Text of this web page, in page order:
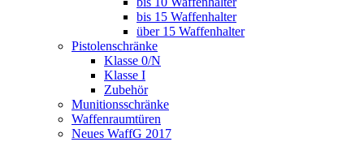
bis 15 Waffenhalter
über 15 Waffenhalter
Pistolenschränke
Klasse 0/N
Klasse I
Zubehör
Munitionsschränke
Waffenraumtüren
Neues WaffG 2017